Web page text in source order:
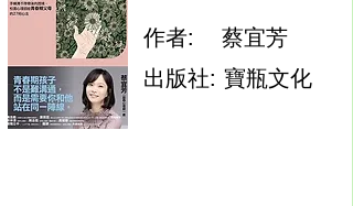
作者:
蔡宜芳
出版社: 寶瓶文化